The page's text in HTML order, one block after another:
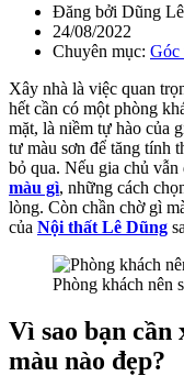
Đăng bởi Dũng Lê
24/08/2022
Chuyên mục: Góc
Xây nhà là việc quan
hết cần có một phòng
mặt, là niềm tự hào của
tư màu sơn để tăng tính
bỏ qua. Nếu gia chủ vẫn
màu gì, những cách
lòng. Còn chần chờ gì
của Nội thất Lê Dũng
Phòng khách nên
Vì sao bạn cần
màu nào đẹp?